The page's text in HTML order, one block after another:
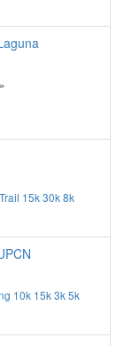
»
Trail 15k30k8k
10k 15k3k5k